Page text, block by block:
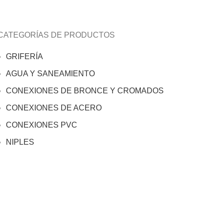
DE PRODUCTOS
GRIFERÍA
AGUA Y SANEAMIENTO
CONEXIONES DE BRONCE Y CROMADOS
CONEXIONES DE ACERO
CONEXIONES PVC
NIPLES